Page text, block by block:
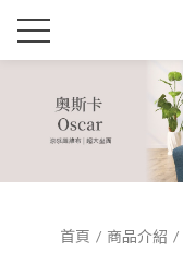
首頁 商品介紹